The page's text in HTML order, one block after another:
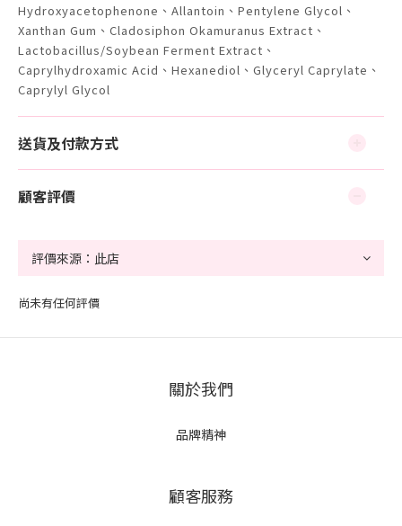
Hydroxyacetophenone、Allantoin、Pentylene Glycol、
Xanthan Gum、Cladosiphon Okamuranus Extract、
Lactobacillus/Soybean Ferment Extract、
Caprylhydroxamic Acid、Hexanediol、Glyceryl Caprylate、
Caprylyl Glycol
送貨及付款方式
顧客評價
尚未有任何評價
關於我們
品牌精神
顧客服務